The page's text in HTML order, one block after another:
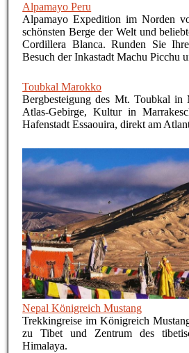
Alpamayo Peru
Alpamayo Expedition im Norden
schönsten Berge der Welt und
Cordillera Blanca. Runden Sie
Besuch der Inkastadt Machu Picchu
Toubkal Marokko
Bergbesteigung des Mt. Toubkal
Atlas-Gebirge, Kultur in
Hafenstadt Essaouira, direkt am
Nepal Königreich Mustang
Trekkingreise im Königreich
zu Tibet und Zentrum des
Himalaya.